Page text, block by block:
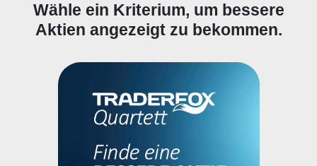
Wähle ein Kriterium, um bessere
Aktien angezeigt zu bekommen.